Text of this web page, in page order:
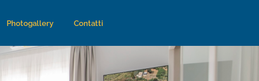
Photogallery Contatti